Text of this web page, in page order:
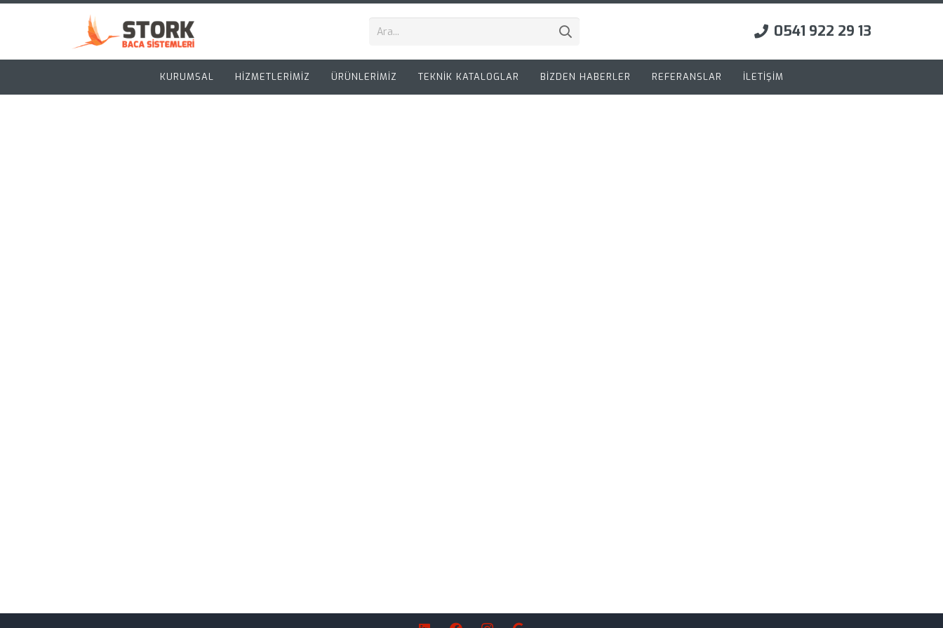
0541 922 29 13
KURUMSAL HİZMETLERİMİZ ÜRÜNLERİMİZ TEKNİK KATALOGLAR BİZDEN HABERLER REFERANSLAR İLETİŞİM